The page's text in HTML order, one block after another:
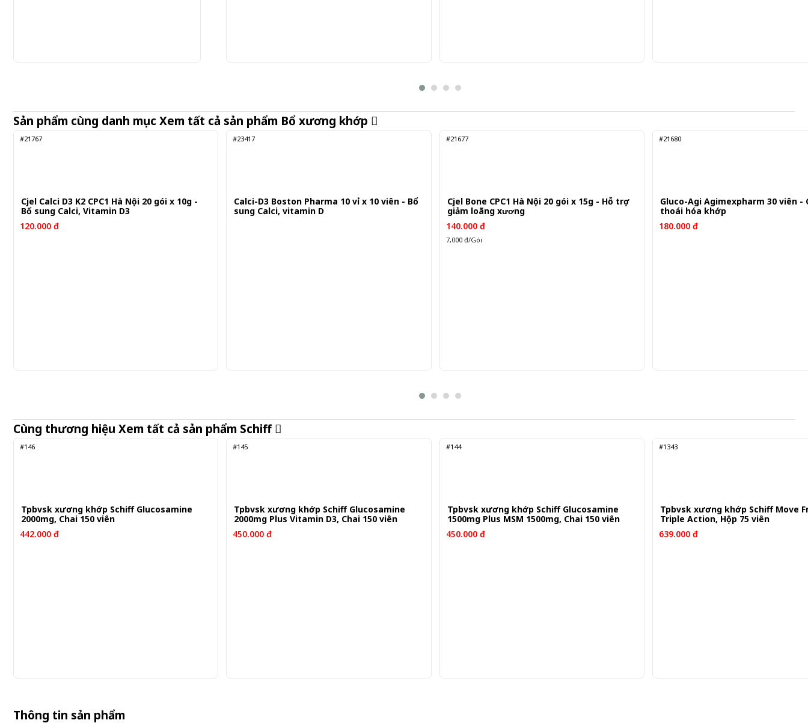
Sản phẩm cùng danh mục Xem tất cả sản phẩm Bổ xương khớp
#21767
Cjel Calci D3 K2 CPC1 Hà Nội 20 gói x 10g -
Bổ sung Calci, Vitamin D3
120.000 đ
#23417
Calci-D3 Boston Pharma 10 vỉ x 10 viên - Bổ
sung Calci, vitamin D
#21677
Cjel Bone CPC1 Hà Nội 20 gói x 15g - Hỗ trợ
giảm loãng xương
140.000 đ
7,000 đ/Gói
#21680
Gluco-Agi Agimexpharm 30 viên -
thoái hóa khớp
180.000 đ
Cùng thương hiệu Xem tất cả sản phẩm Schiff
#146
Tpbvsk xương khớp Schiff Glucosamine
2000mg, Chai 150 viên
442.000 đ
#145
Tpbvsk xương khớp Schiff Glucosamine
2000mg Plus Vitamin D3, Chai 150 viên
450.000 đ
#144
Tpbvsk xương khớp Schiff Glucosamine
1500mg Plus MSM 1500mg, Chai 150 viên
450.000 đ
#1343
Tpbvsk xương khớp Schiff Move Free Ultra
Triple Action, Hộp 75 viên
639.000 đ
Thông tin sản phẩm